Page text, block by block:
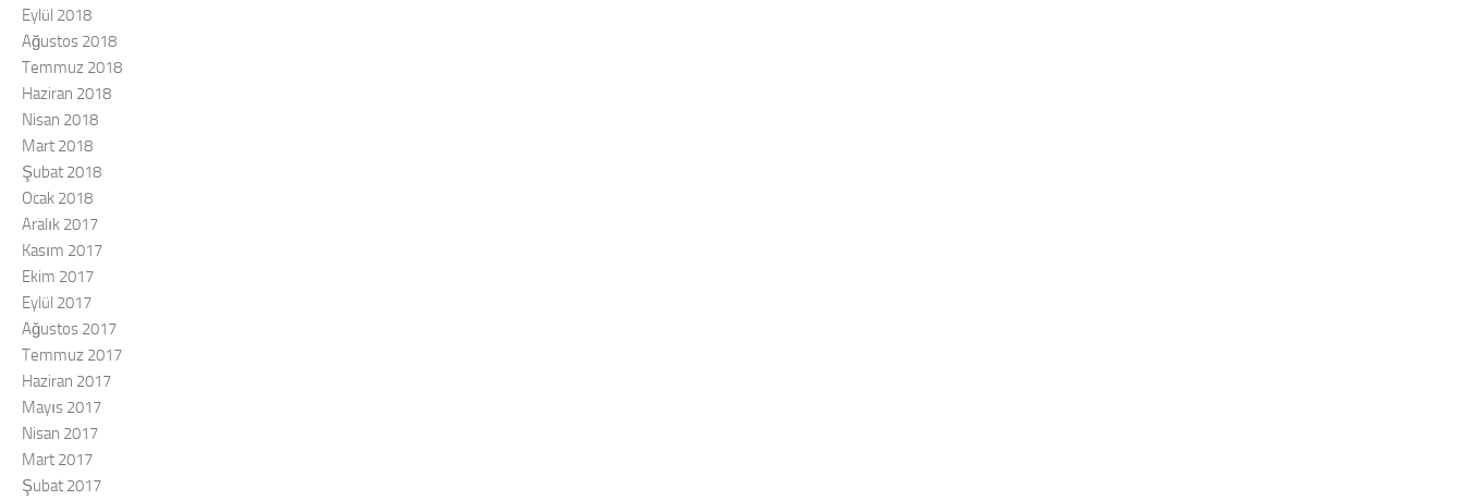
Eylül 2018
Ağustos 2018
Temmuz 2018
Haziran 2018
Nisan 2018
Mart 2018
Şubat 2018
Ocak 2018
Aralık 2017
Kasım 2017
Ekim 2017
Eylül 2017
Ağustos 2017
Temmuz 2017
Haziran 2017
Mayıs 2017
Nisan 2017
Mart 2017
Şubat 2017